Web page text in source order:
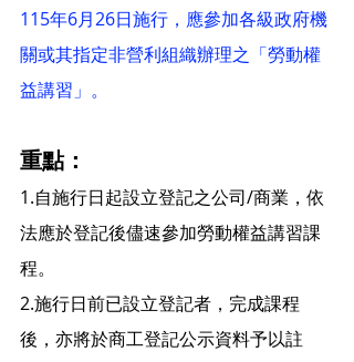
115年6月26日施行，應參加各級政府機
關或其指定非營利組織辦理之「勞動權
益講習」。
重點：
1.自施行日起設立登記之公司/商業，依
法應於登記後儘速參加勞動權益講習課
程。
2.施行日前已設立登記者，完成課程
後，亦將於商工登記公示資料予以註